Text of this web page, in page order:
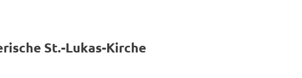
St.-Lukas-Kirche